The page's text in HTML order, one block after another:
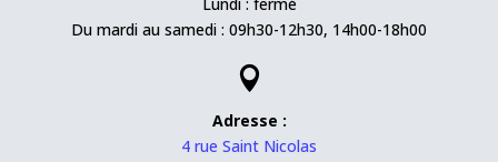
Lundi : fermé
Du mardi au samedi : 09h30-12h30, 14h00-18h00

Adresse :
4 rue Saint Nicolas